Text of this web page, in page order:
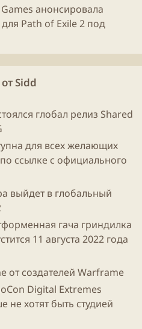
анонсировала
Path of Exile 2 под
Sidd
глобал релиз Shared
для всех желающих
ссылке с официального
выйдет в глобальный
гача гриндилка
11 августа 2022 года
создателей Warframe
Digital Extremes
хотят быть студией